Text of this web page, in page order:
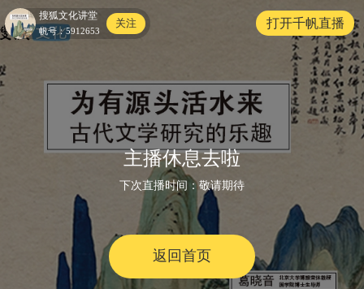
搜狐文化讲堂
帆号：5912653
关注 打开千帆直播
主播休息去啦
下次直播时间：敬请期待
返回首页